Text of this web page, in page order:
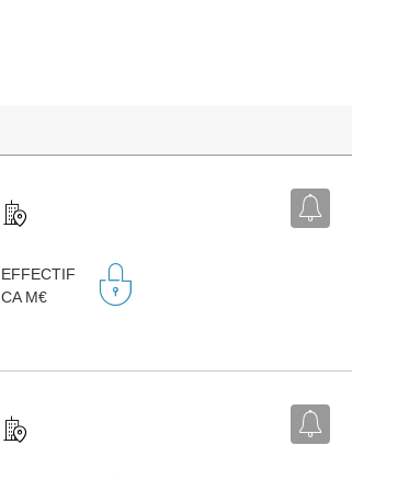
EFFECTIF
CA M€